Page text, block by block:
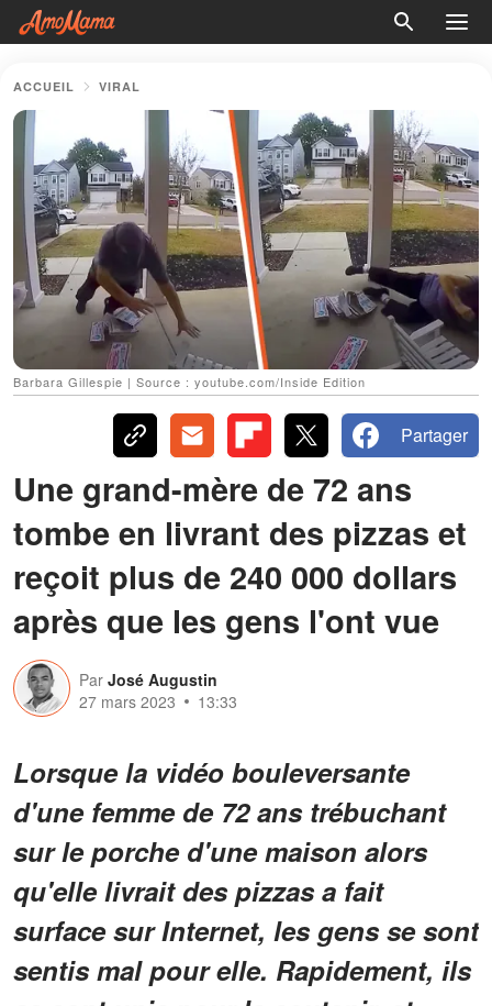
ACCUEIL VIRAL
Barbara Gillespie | Source : youtube.com/Inside Edition
Partager
Une grand-mère de 72 ans
tombe en livrant des pizzas et
reçoit plus de 240 000 dollars
après que les gens l'ont vue
Par José Augustin
27 mars 2023
13:33
Lorsque la vidéo bouleversante
d'une femme de 72 ans trébuchant
sur le porche d'une maison alors
qu'elle livrait des pizzas a fait
surface sur Internet, les gens se sont
sentis mal pour elle. Rapidement, ils